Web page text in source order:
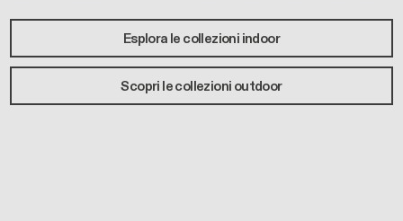
Esplora le collezioni indoor
Scopri le collezioni outdoor